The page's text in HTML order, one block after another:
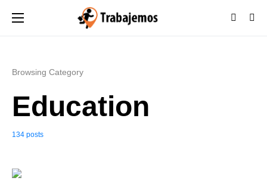
Browsing Category
Education
134 posts